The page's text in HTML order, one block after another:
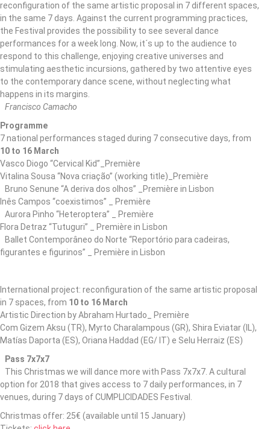
reconfiguration of the same artistic proposal in 7 different spaces,
in the same 7 days. Against the current programming practices,
the Festival provides the possibility to see several dance
performances for a week long. Now, it´s up to the audience to
respond to this challenge, enjoying creative universes and
stimulating aesthetic incursions, gathered by two attentive eyes
to the contemporary dance scene, without neglecting what
happens in its margins.
Francisco Camacho
Programme
7 national performances staged during 7 consecutive days, from
10 to 16 March
Vasco Diogo “Cervical Kid”_Première
Vitalina Sousa “Nova criação” (working title)_Première
Bruno Senune “A deriva dos olhos” _Première in Lisbon
Inês Campos “coexistimos” _ Première
Aurora Pinho “Heteroptera” _ Première
Flora Detraz “Tutuguri” _ Première in Lisbon
Ballet Contemporâneo do Norte “Reportório para cadeiras,
figurantes e figurinos” _ Première in Lisbon
International project: reconfiguration of the same artistic proposal
in 7 spaces, from 10 to 16 March
Artistic Direction by Abraham Hurtado_ Première
Com Gizem Aksu (TR), Myrto Charalampous (GR), Shira Eviatar (IL),
Matías Daporta (ES), Oriana Haddad (EG/ IT) e Selu Herraiz (ES)
Pass 7x7x7
This Christmas we will dance more with Pass 7x7x7. A cultural
option for 2018 that gives access to 7 daily performances, in 7
venues, during 7 days of CUMPLICIDADES Festival.
Christmas offer: 25€ (available until 15 January)